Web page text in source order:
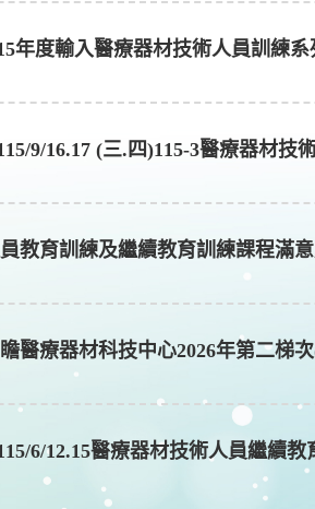
年度輸入醫療器材技術人員訓練系
9/16.17 (三.四)115-3醫療器材
教育訓練及繼續教育訓練課程滿
醫療器材科技中心2026年第二梯
6/12.15醫療器材技術人員繼續